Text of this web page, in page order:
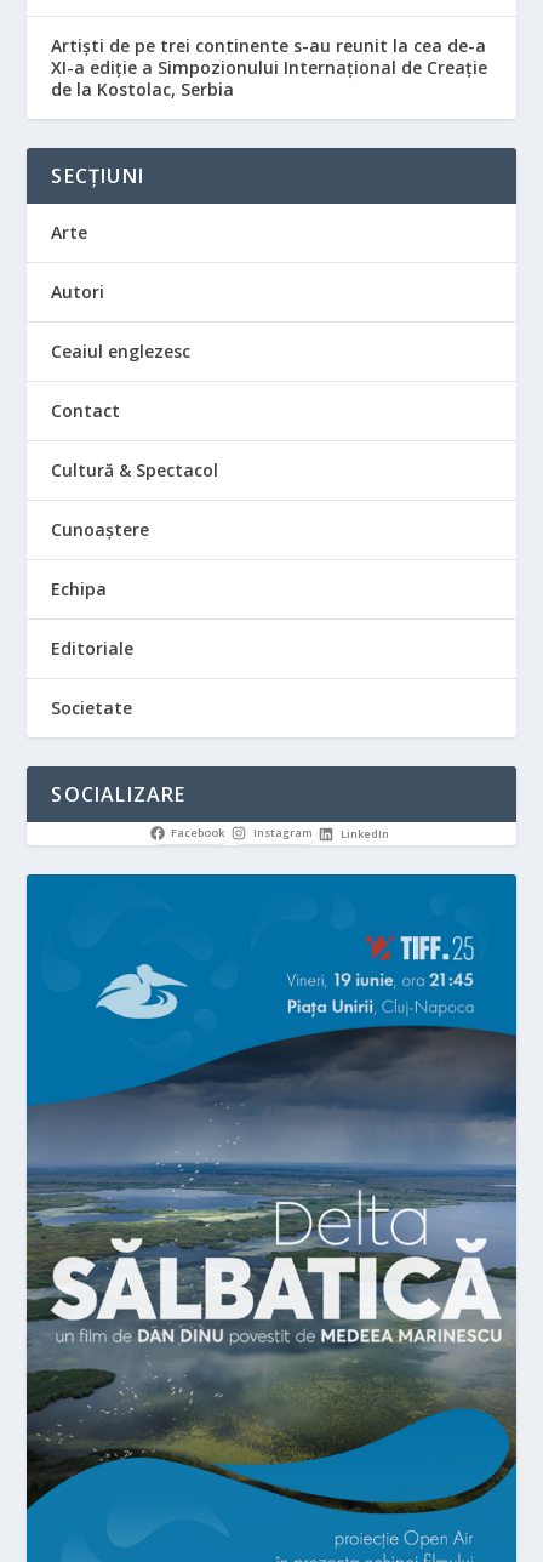
Artiști de pe trei continente s-au reunit la cea de-a
XI-a ediție a Simpozionului Internațional de Creație
de la Kostolac, Serbia
SECȚIUNI
Arte
Autori
Ceaiul englezesc
Contact
Cultură & Spectacol
Cunoaștere
Echipa
Editoriale
Societate
SOCIALIZARE
Facebook Instagram LinkedIn